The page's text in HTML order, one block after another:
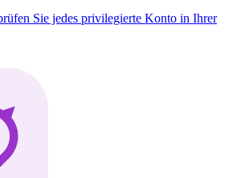
Sie jedes privilegierte Konto in Ihrer